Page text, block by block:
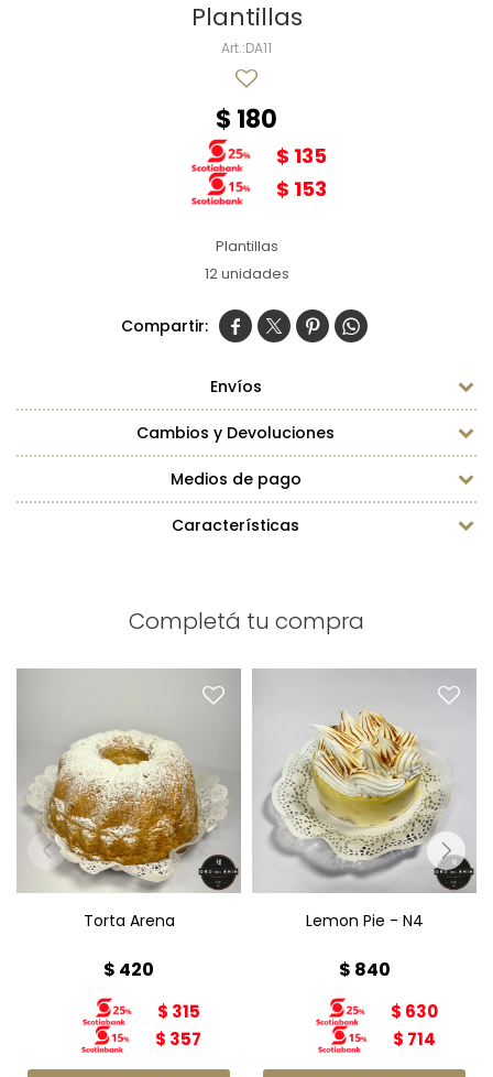
Plantillas
DA11
$ 180
$ 135
$ 153
Plantillas
12 unidades
   
Envíos
Cambios y Devoluciones
Medios de pago
Características
Completá tu compra
Torta Arena
Diámetro: 15cm
Peso: 380g
Torta Arena
$ 420
$ 315
$ 357
Lemon Pie N4
Diámetro: 17cm
Peso: 800g
Lemon Pie - N4
$ 840
$ 630
$ 714